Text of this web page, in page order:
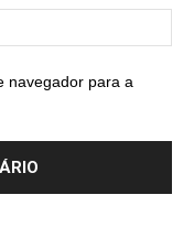
navegador para a